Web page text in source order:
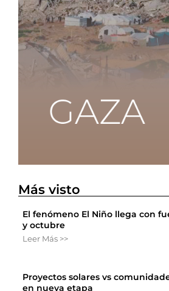
Más visto
El fenómeno El Niño llega con
y octubre
Leer Más >>
Proyectos solares vs
en nueva etapa